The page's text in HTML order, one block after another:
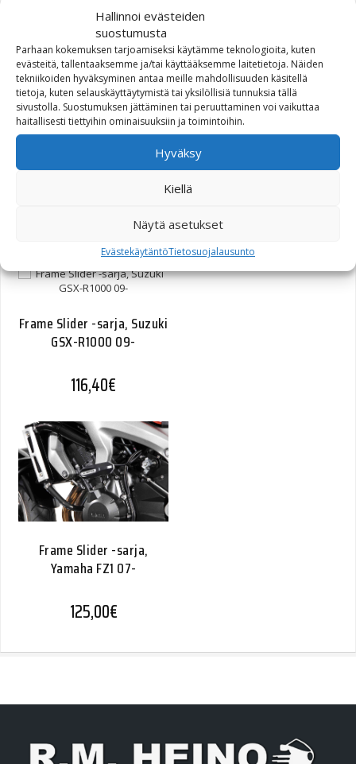
Hallinnoi evästeiden
suostumusta
Parhaan kokemuksen tarjoamiseksi käytämme teknologioita, kuten
evästeitä, tallentaaksemme ja/tai käyttääksemme laitetietoja. Näiden
tekniikoiden hyväksyminen antaa meille mahdollisuuden käsitellä
tietoja, kuten selauskäyttäytymistä tai yksilöllisiä tunnuksia tällä
sivustolla. Suostumuksen jättäminen tai peruuttaminen voi vaikuttaa
haitallisesti tiettyihin ominaisuuksiin ja toimintoihin.
Hyväksy
Kiellä
Näytä asetukset
EvästekäytäntöTietosuojalausunto
Frame Slider -sarja,
Frame Slider -sarja, Suzuki
GSX-R1000 09-
116,40€
Frame Slider -sarja,
Yamaha FZ1 07-
125,00€